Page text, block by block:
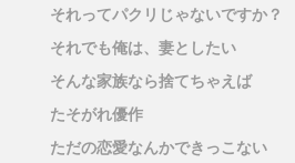
それってパクリじゃないですか？
それでも俺は、妻としたい
そんな家族なら捨てちゃえば
たそがれ優作
ただの恋愛なんかできっこない